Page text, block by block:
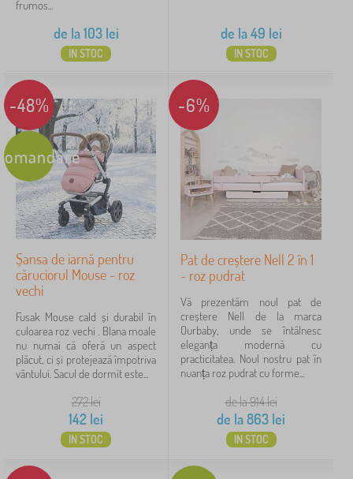
frumos...
de la103lei
IN STOC
de la49 lei
IN STOC
-48%
Șansa de iarnă pentru
căruciorul Mouse - roz
vechi
Fusak Mouse cald și durabil în
culoarea roz vechi . Blana moale
nu numai că oferă un aspect
plăcut, ci și protejează împotriva
vântului. Sacul de dormit este...
272lei
142 lei
IN STOC
-6%
Pat de creștere Nell 2 în 1
- roz pudrat
Vă prezentăm noul pat de
creștere Nell de la marca
Ourbaby, unde se întâlnesc
eleganța modernă cu
practicitatea. Noul nostru pat în
nuanța roz pudrat cu forme...
de la 914lei
de la863 lei
IN STOC